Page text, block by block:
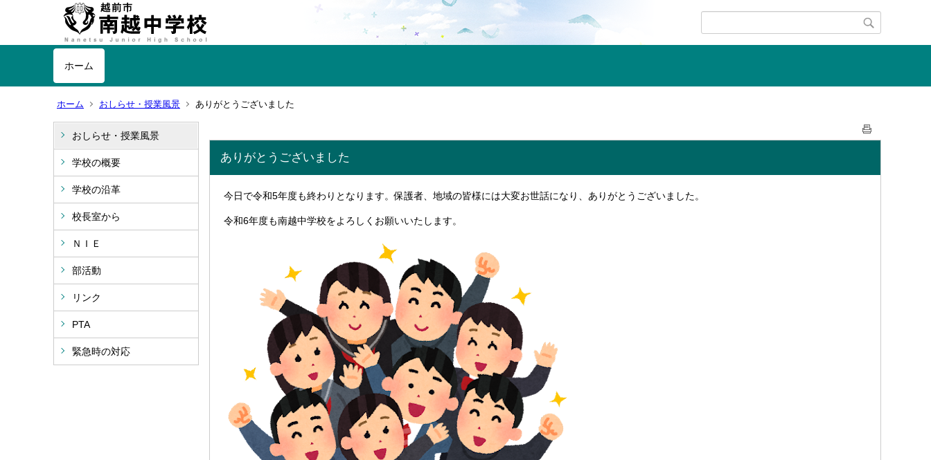
ホーム
ホーム おしらせ・授業風景 ありがとうございました
おしらせ・授業風景
学校の概要
学校の沿革
校長室から
ＮＩＥ
部活動
リンク
PTA
緊急時の対応
ありがとうございました
今日で令和5年度も終わりとなります。保護者、地域の皆様には大変お世話になり、ありがとうございました。
令和6年度も南越中学校をよろしくお願いいたします。